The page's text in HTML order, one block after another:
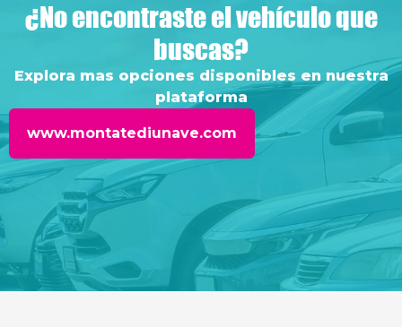
¿No encontraste el vehículo que
buscas?
Explora mas opciones disponibles en nuestra
plataforma
www.montatediunave.com